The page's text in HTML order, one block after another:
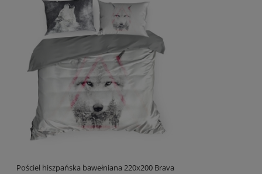
Pościel hiszpańska bawełniana 220x200 Brava